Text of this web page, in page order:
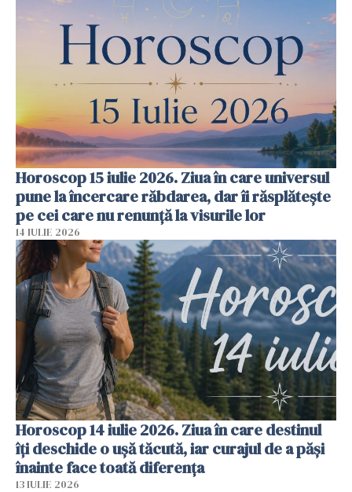
Horoscop 15 iulie 2026. Ziua în care universul
pune la încercare răbdarea, dar îi răsplătește
pe cei care nu renunță la visurile lor
14 IULIE 2026
Horoscop 14 iulie 2026. Ziua în care destinul
îți deschide o ușă tăcută, iar curajul de a păși
înainte face toată diferența
13 IULIE 2026